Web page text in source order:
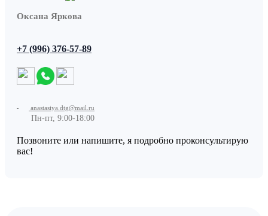
Оксана Яркова
+7 (996) 376-57-89
anastasiya.dtg@mail.ru
Пн-пт, 9:00-18:00
Позвоните или напишите, я подробно проконсультирую
вас!